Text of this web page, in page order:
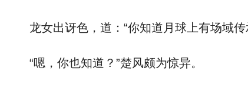
龙女出讶色，道：“你知道月球上有场域传
“嗯，你也知道？”楚风颇为惊异。